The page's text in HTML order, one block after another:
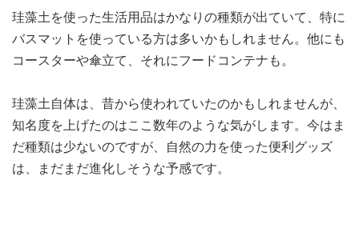
珪藻土を使った生活用品はかなりの種類が出ていて、特に
バスマットを使っている方は多いかもしれません。他にも
コースターや傘立て、それにフードコンテナも。
珪藻土自体は、昔から使われていたのかもしれませんが、
知名度を上げたのはここ数年のような気がします。今はま
だ種類は少ないのですが、自然の力を使った便利グッズ
は、まだまだ進化しそうな予感です。